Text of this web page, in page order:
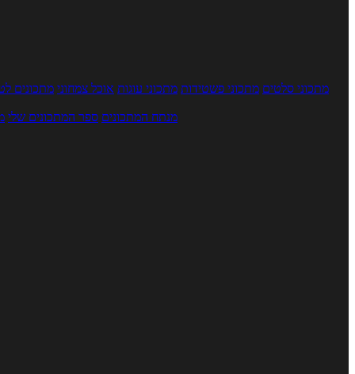
מתכוני סלטים מתכוני פשטידות מתכוני עוגות אוכל צמחוני מתכונים
מנתח המתכונים ספר המתכונים שלי